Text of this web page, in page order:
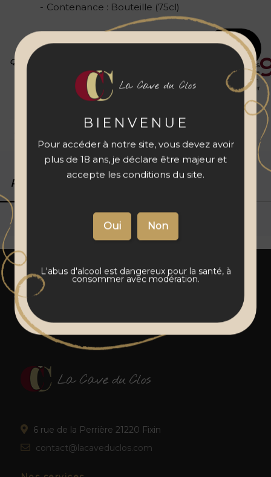
Contenance : Bouteille (75cl)
Quantité
00
Prix
abonnés
Ajouter au
panier
Enregistrez votre
personnalisation
avant de l'ajouter
Livraison 48 à 72 h Vins français Paiement sécurisé
Produits associés
6 rue de la Perrière 21220 Fixin
contact@lacaveduclos.com
La Cave du Clos
BIENVENUE
Pour accéder à notre site, vous devez avoir
plus de 18 ans, je déclare être majeur et
accepte les conditions du site.
L'abus d'alcool est dangereux pour la santé, à
consommer avec modération.